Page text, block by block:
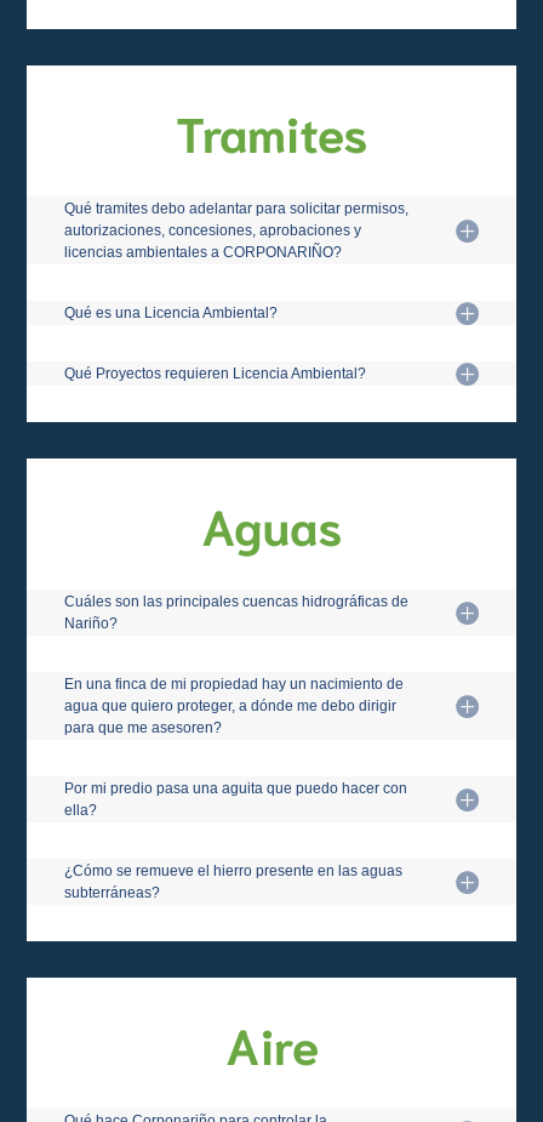
Tramites
Qué tramites debo adelantar para solicitar permisos,
autorizaciones, concesiones, aprobaciones y
licencias ambientales a CORPONARIÑO?
Qué es una Licencia Ambiental?
Qué Proyectos requieren Licencia Ambiental?
Aguas
Cuáles son las principales cuencas hidrográficas de
Nariño?
En una finca de mi propiedad hay un nacimiento de
agua que quiero proteger, a dónde me debo dirigir
para que me asesoren?
Por mi predio pasa una aguita que puedo hacer con
ella?
¿Cómo se remueve el hierro presente en las aguas
subterráneas?
Aire